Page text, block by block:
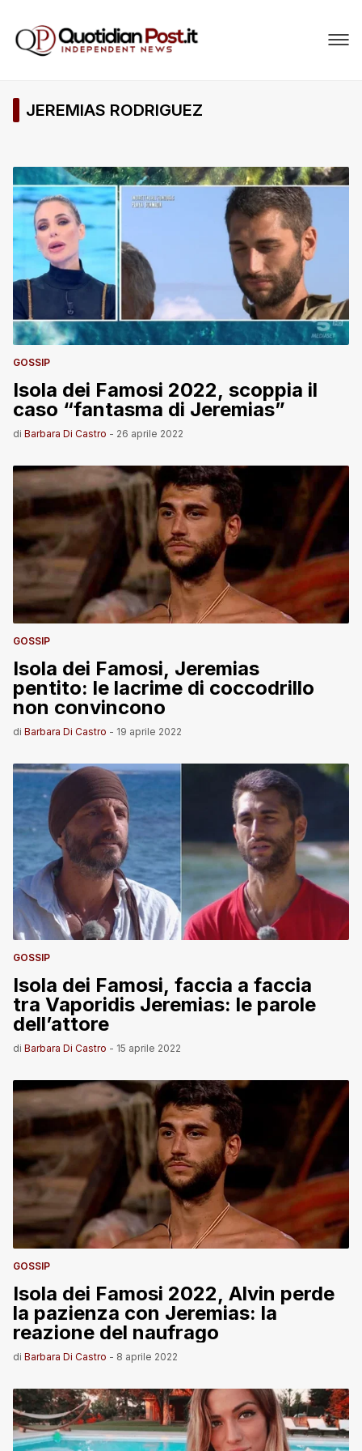
JEREMIAS RODRIGUEZ
GOSSIP
Isola dei Famosi 2022, scoppia il
caso “fantasma di Jeremias”
di Barbara Di Castro - 26 aprile 2022
GOSSIP
Isola dei Famosi, Jeremias
pentito: le lacrime di coccodrillo
non convincono
di Barbara Di Castro - 19 aprile 2022
GOSSIP
Isola dei Famosi, faccia a faccia
tra Vaporidis Jeremias: le parole
dell’attore
di Barbara Di Castro - 15 aprile 2022
GOSSIP
Isola dei Famosi 2022, Alvin perde
la pazienza con Jeremias: la
reazione del naufrago
di Barbara Di Castro - 8 aprile 2022